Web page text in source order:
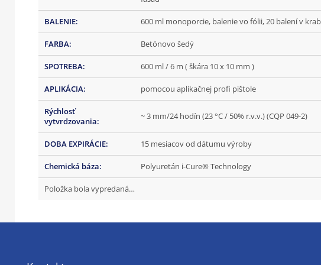
BALENIE: 600 ml monoporcie, balenie vo fólii, 20 balení v
FARBA: Betónovo šedý
SPOTREBA: 600 ml / 6 m ( škára 10 x 10 mm )
APLIKÁCIA: pomocou aplikačnej profi pištole
Rýchlosť
vytvrdzovania: ~ 3 mm/24 hodín (23 °C / 50% r.v.v.) (CQP 049-2)
DOBA EXPIRÁCIE: 15 mesiacov od dátumu výroby
Chemická báza: Polyuretán i-Cure® Technology
Položka bola vypredaná…